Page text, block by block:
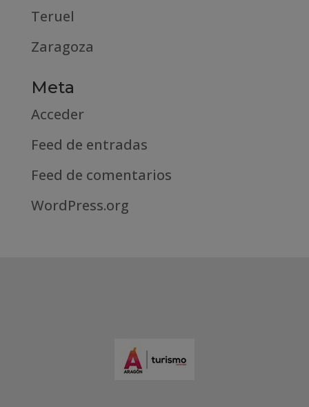
Teruel
Zaragoza
Meta
Acceder
Feed de entradas
Feed de comentarios
WordPress.org